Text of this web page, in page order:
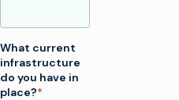
What current
infrastructure
do you have in
place?*